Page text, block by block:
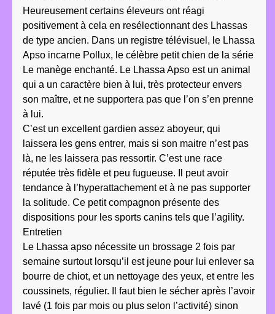
Heureusement certains éleveurs ont réagi
positivement à cela en resélectionnant des Lhassas
de type ancien. Dans un registre télévisuel, le Lhassa
Apso incarne Pollux, le célèbre petit chien de la série
Le manège enchanté. Le Lhassa Apso est un animal
qui a un caractère bien à lui, très protecteur envers
son maître, et ne supportera pas que l’on s’en prenne
à lui.
C’est un excellent gardien assez aboyeur, qui
laissera les gens entrer, mais si son maitre n’est pas
là, ne les laissera pas ressortir. C’est une race
réputée très fidèle et peu fugueuse. Il peut avoir
tendance à l’hyperattachement et à ne pas supporter
la solitude. Ce petit compagnon présente des
dispositions pour les sports canins tels que l’agility.
Entretien
Le Lhassa apso nécessite un brossage 2 fois par
semaine surtout lorsqu’il est jeune pour lui enlever sa
bourre de chiot, et un nettoyage des yeux, et entre les
coussinets, régulier. Il faut bien le sécher après l’avoir
lavé (1 fois par mois ou plus selon l’activité) sinon